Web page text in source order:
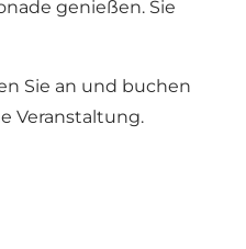
genießen. Sie
Sie an und buchen
Veranstaltung.